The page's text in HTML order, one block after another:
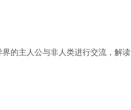
界的主人公与非人类进行交流，解读